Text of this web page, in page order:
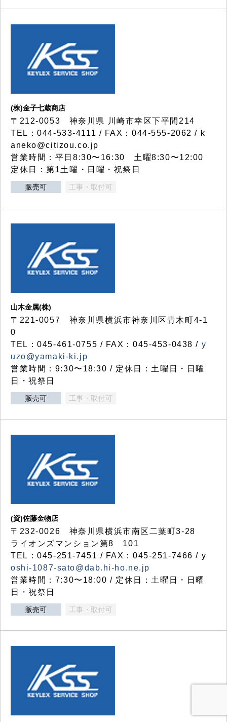
(株)金子七蔵商店
〒212-0053 神奈川県 川崎市幸区下平間214
TEL：044-533-4111 / FAX：044-555-2062 / k
aneko@citizou.co.jp
営業時間：平日8:30〜16:30 土曜8:30〜12:00
定休日：第1土曜・日曜・祝祭日
販売可 工事・取付可
山木金属(株)
〒221-0057 神奈川県横浜市神奈川区青木町4-1
0
TEL：045-461-0755 / FAX：045-453-0438 / y
uzo@yamaki-ki.jp
営業時間：9:30〜18:30 / 定休日：土曜日・日曜
日・祝祭日
販売可 工事・取付可
(資)佐藤金物店
〒232-0026 神奈川県横浜市南区二葉町3-28
ライオンズマンション第8 101
TEL：045-251-7451 / FAX：045-251-7466 / y
oshi-1087-sato@dab.hi-ho.ne.jp
営業時間：7:30〜18:00 / 定休日：土曜日・日曜
日・祝祭日
販売可 工事・取付可